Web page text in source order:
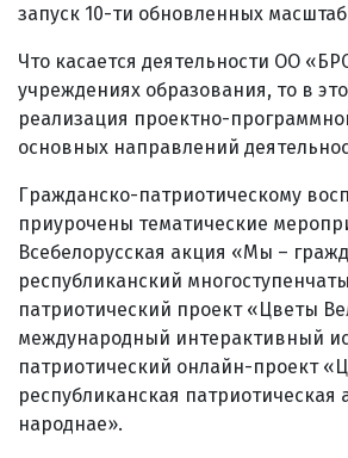
запуск 10-ти обновленных
Что касается деятельности ОО
учреждениях образования, то в
реализация проектно-
основных направлений
Гражданско-патриотическому
приурочены тематические
Всебелорусская акция «Мы –
республиканский
патриотический проект «Цветы
международный интерактивный
патриотический онлайн-проект
республиканская патриотическая
народнае».